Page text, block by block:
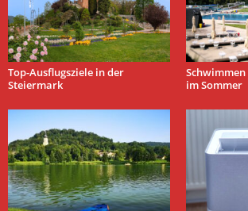
Top-Ausflugsziele in der
Steiermark
im Sommer